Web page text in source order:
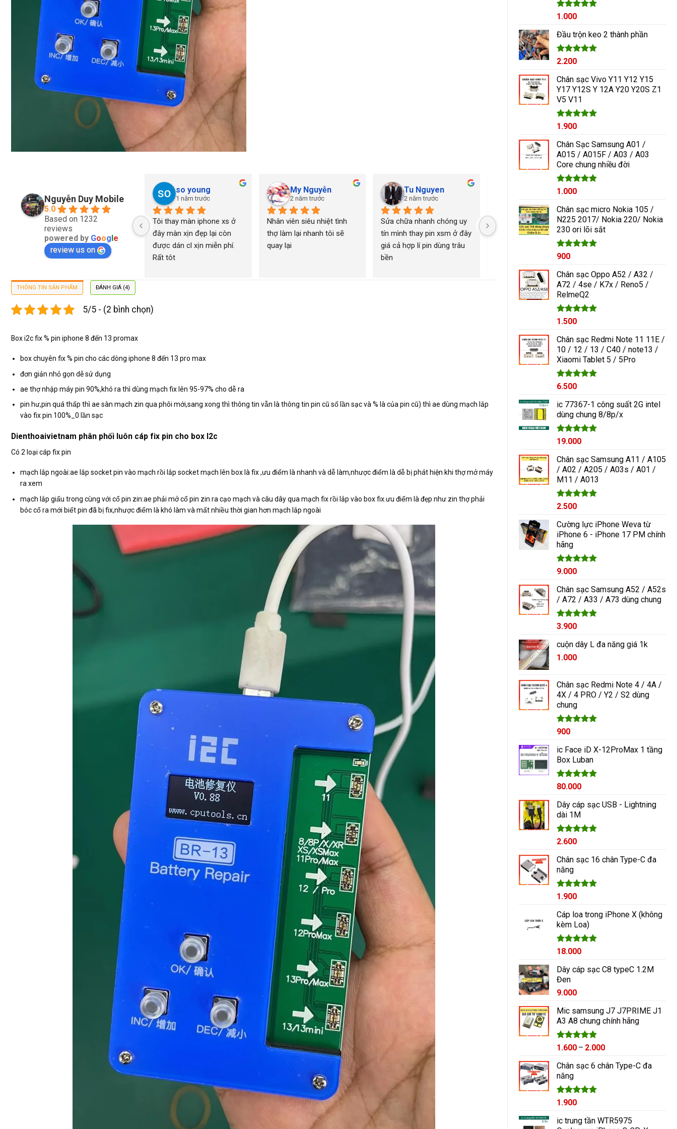
Được xếp
5 sao
1.000
Đầu trộn keo 2 thành phần
Được xếp
5 sao
2.200
Chân sạc Vivo Y11 Y12 Y15
Y17 Y12S Y 12A Y20 Y20S Z1
V5 V11
Được xếp
5 sao
1.900
Chân Sạc Samsung A01 /
A015 / A015F / A03 / A03
Core chung nhiều đời
Được xếp
5 sao
Giá
là:
1.200₫.
1.000Giá
tại
là:
1.000₫.
Chân sạc micro Nokia 105 /
N225 2017/ Nokia 220/ Nokia
230 ori lõi sắt
Được xếp
5 sao
900
Chân sạc Oppo A52 / A32 /
A72 / 4se / K7x / Reno5 /
RelmeQ2
Được xếp
5 sao
1.500
Chân sạc Redmi Note 11 11E /
10 / 12 / 13 / C40 / note13 /
Xiaomi Tablet 5 / 5Pro
Được xếp
5 sao
6.500
ic 77367-1 công suất 2G intel
dùng chung 8/8p/x
Được xếp
5 sao
19.000
Chân sạc Samsung A11 / A105
/ A02 / A205 / A03s / A01 /
M11 / A013
Được xếp
5 sao
2.500
Cường lực iPhone Weva từ
iPhone 6 - iPhone 17 PM chính
hãng
Được xếp
5 sao
9.000
Chân sạc Samsung A52 / A52s
/ A72 / A33 / A73 dùng chung
Được xếp
5 sao
3.900
cuộn dây L đa năng giá 1k
1.000
Chân sạc Redmi Note 4 / 4A /
4X / 4 PRO / Y2 / S2 dùng
chung
Được xếp
5 sao
900
ic Face iD X-12ProMax 1 tầng
Box Luban
Được xếp
5 sao
80.000
Dây cáp sạc USB - Lightning
dài 1M
Được xếp
5 sao
2.600
Chân sạc 16 chân Type-C đa
năng
Được xếp
5 sao
1.900
Cáp loa trong iPhone X (không
kèm Loa)
Được xếp
5 sao
18.000
Dây cáp sạc C8 typeC 1.2M
Đen
9.000
Mic samsung J7 J7PRIME J1
A3 A8 chung chính hãng
Được xếp
5 sao
1.600 – 2.000Khoảng
từ
Chân sạc 6 chân Type-C đa
năng
Được xếp
5 sao
1.900
ic trung tần WTR5975
Nguyễn Duy Mobile
5.0
Based on 1232
reviews
powered by Google
review us on
so young
1 năm trước
Tôi thay màn iphone xs ở
đây màn xịn đẹp lại còn
được dán cl xịn miễn phí.
Rất tôt
My Nguyễn
2 năm trước
Nhân viên siêu nhiệt tình
thợ làm lại nhanh tôi sẽ
quay lại
Tu Nguyen
2 năm trước
Sửa chữa nhanh chóng uy
tín mình thay pin xsm ở đây
giá cả hợp lí pin dùng trâu
bền
Nguyễn Duy sửa chữa rất
tốt giá hợp lí rẻ so với mặt
Có con máy 8pl nát
THÔNG TIN SẢN PHẨM ĐÁNH GIÁ (4)
5/5 - (2 bình chọn)
Box i2c fix % pin iphone 8 đến 13 promax
box chuyên fix % pin cho các dòng iphone 8 đến 13 pro max
đơn giản nhỏ gọn dễ sử dụng
ae thợ nhập máy pin 90%,khó ra thì dùng mạch fix lên 95-97% cho dễ ra
pin hư,pin quá thấp thì ae sàn mạch zin qua phôi mới,sang xong thì thông tin vẫn là thông tin pin cũ số lần sạc và % là của pin cũ) thì ae dùng mạch lắp
vào fix pin 100%_0 lần sạc
Dienthoaivietnam phân phối luôn cáp fix pin cho box I2c
Có 2 loại cáp fix pin
mạch lắp ngoài:ae lắp socket pin vào mạch rồi lắp socket mạch lên box là fix ,ưu điểm là nhanh và dễ làm,nhược điểm là dễ bị phát hiện khi thợ mở máy
ra xem
mạch lắp giấu trong cùng với cổ pin zin:ae phải mở cổ pin zin ra cạo mạch và câu dây qua mạch fix rồi lắp vào box fix.ưu điểm là đẹp như zin thợ phải
bóc cổ ra mới biết pin đã bị fix,nhược điểm là khó làm và mất nhiều thời gian hơn mạch lắp ngoài